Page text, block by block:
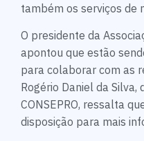
também os serviços de
O presidente da
apontou que estão
para colaborar com as
Rogério Daniel da
CONSEPRO, ressalta
disposição para mais